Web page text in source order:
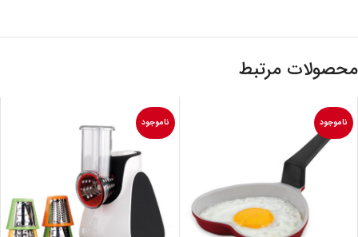
محصولات مرتبط
ناموجود ناموجود